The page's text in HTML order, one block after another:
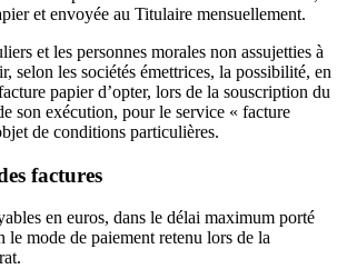
et envoyée au Titulaire mensuellement.
et les personnes morales non assujetties à
selon les sociétés émettrices, la possibilité, en
papier d’opter, lors de la souscription du
son exécution, pour le service « facture
de conditions particulières.
factures
en euros, dans le délai maximum porté
le mode de paiement retenu lors de la